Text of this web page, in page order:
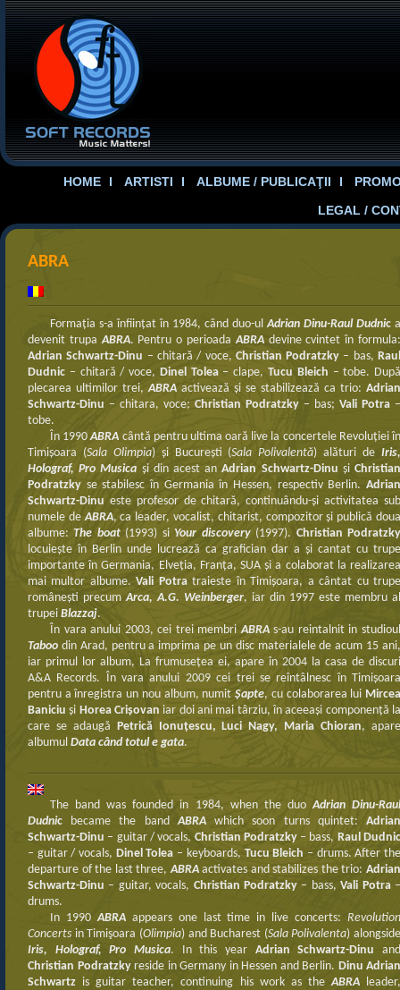
HOME ARTISTI ALBUME / PUBLICAŢII
LEGAL /
ABRA
Formaţia s-a înfiinţat în 1984, când duo-ulAdrian Dinu-Raul Dudnic a
devenit trupaABRA. Pentru o perioadaABRAdevine cvintet în
Adrian Schwartz-Dinu – chitară / voce, Christian Podratzky – bas,
Dudnic – chitară / voce, Dinel Tolea– clape, Tucu Bleich – tobe.
plecarea ultimilor trei,ABRAactivează şi se stabilizează ca trio: Adrian
Schwartz-Dinu – chitara, voce; Christian Podratzky – bas; Vali Potra –
tobe.
În 1990ABRA cântă pentru ultima oară live la concertele Revoluţiei
Timişoara (Sala Olimpia) şi Bucureşti (Sala Polivalentă) alături de
Holograf, Pro Musica şi din acest anAdrian Schwartz-Dinu şi
Podratzky se stabilesc în Germania în Hessen, respectiv Berlin. Adrian
Schwartz-Dinu este profesor de chitară, continuându-şi activitatea sub
numele deABRA, ca leader, vocalist, chitarist, compozitor şi publică
albume:The boat(1993) siYour discovery(1997). Christian
locuieşte în Berlin unde lucrează ca grafician dar a şi cantat cu trupe
importante în Germania, Elveţia, Franţa, SUA şi a colaborat la realizarea
mai multor albume.Vali Potratraieste în Timişoara, a cântat cu
româneşti precumArca, A.G. Weinberger, iar din 1997 este membru al
trupei Blazzaj.
În vara anului 2003, cei trei membriABRAs-au reintalnit in
Taboo din Arad, pentru a imprima pe un disc materialele de acum 15 ani,
iar primul lor album, La frumuseţea ei, apare în 2004 la casa de discuri
A&A Records. În vara anului 2009 cei trei se reîntâlnesc în Timişoara
pentru a înregistra un nou album, numitŞapte, cu colaborarea lui
Baniciu şi Horea Crişovan iar doi ani mai târziu, în aceeaşi componenţă
care se adaugă Petrică Ionuţescu, Luci Nagy, Maria Chioran,
albumul Data când totul e gata.
The band was founded in 1984, when the duoAdrian Dinu-
Dudnic became the bandABRAwhich soon turns quintet:
Schwartz-Dinu – guitar / vocals, Christian Podratzky– bass, Raul
– guitar / vocals, Dinel Tolea – keyboards, Tucu Bleich – drums. After
departure of the last three,ABRAactivates and stabilizes the trio:
Schwartz-Dinu – guitar, vocals, Christian Podratzky – bass, Vali Potra
drums.
In 1990ABRAappears one last time in live concerts:
Concerts in Timişoara (Olimpia) and Bucharest (Sala Polivalenta) alongside
Iris, Holograf, Pro Musica. In this year Adrian Schwartz-Dinu
Christian Podratzkyreside in Germany in Hessen and Berlin. Dinu Adrian
Schwartz is guitar teacher, continuing his work as theABRA